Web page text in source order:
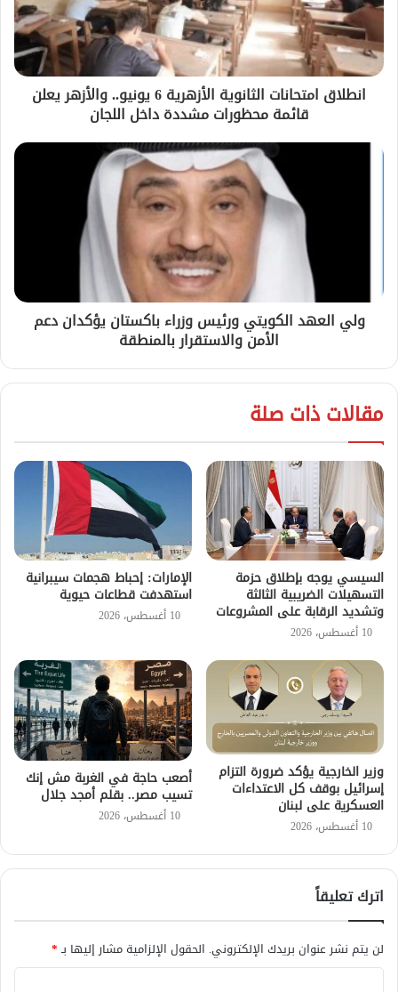
انطلاق امتحانات الثانوية الأزهرية 6 يونيو.. والأزهر يعلن
قائمة محظورات مشددة داخل اللجان
ولي العهد الكويتي ورئيس وزراء باكستان يؤكدان دعم
الأمن والاستقرار بالمنطقة
مقالات ذات صلة
السيسي يوجه بإطلاق حزمة
التسهيلات الضريبية الثالثة
وتشديد الرقابة على المشروعات
10 أغسطس، 2026
الإمارات: إحباط هجمات سيبرانية
استهدفت قطاعات حيوية
10 أغسطس، 2026
وزير الخارجية يؤكد ضرورة التزام
إسرائيل بوقف كل الاعتداءات
العسكرية على لبنان
10 أغسطس، 2026
أصعب حاجة في الغربة مش إنك
تسيب مصر.. بقلم أمجد جلال
10 أغسطس، 2026
اترك تعليقاً
لن يتم نشر عنوان بريدك الإلكتروني. الحقول الإلزامية مشار إليها بـ*